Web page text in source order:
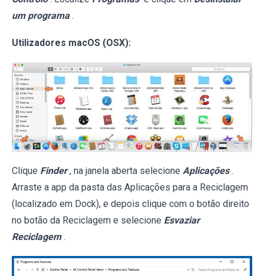
um programa .
Utilizadores macOS (OSX):
Clique Finder , na janela aberta selecione Aplicações .
Arraste a app da pasta das Aplicações para a Reciclagem
(localizado em Dock), e depois clique com o botão direito
no botão da Reciclagem e selecione Esvaziar
Reciclagem .